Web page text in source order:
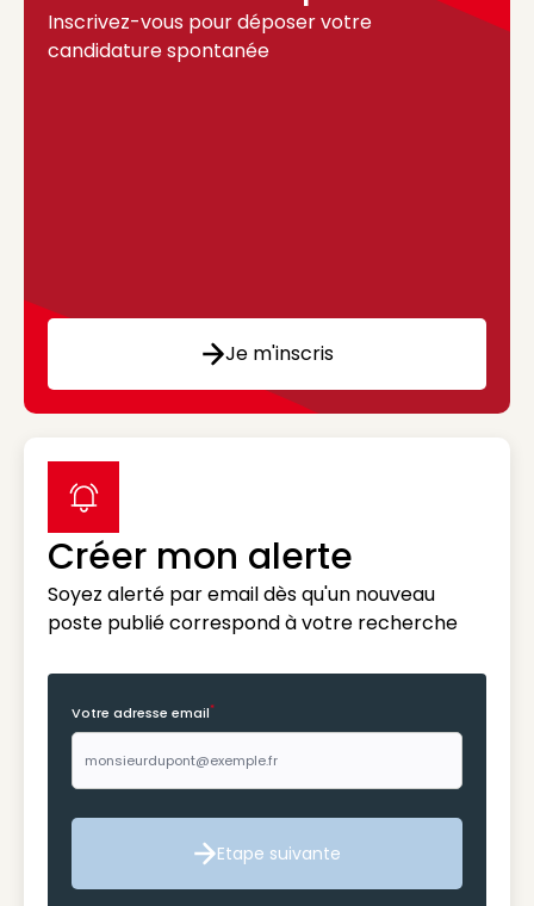
Inscrivez-vous pour déposer votre
candidature spontanée
Je m'inscris
Créer mon alerte
Soyez alerté par email dès qu'un nouveau
poste publié correspond à votre recherche
label icon
Votre adresse email*
Etape suivante
Etape suivante